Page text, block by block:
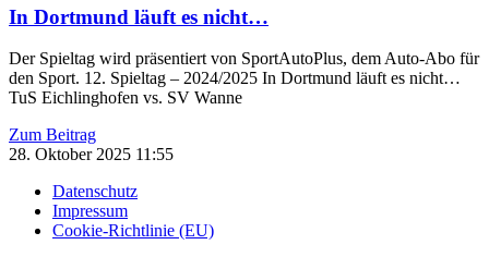
In Dortmund läuft es nicht…
Der Spieltag wird präsentiert von SportAutoPlus, dem Auto-Abo für
den Sport. 12. Spieltag – 2024/2025 In Dortmund läuft es nicht…
TuS Eichlinghofen vs. SV Wanne
Zum Beitrag
28. Oktober 2025 11:55
Datenschutz
Impressum
Cookie-Richtlinie (EU)